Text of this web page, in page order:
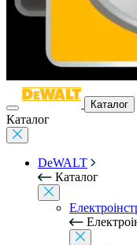
Каталог
Каталог
DeWALT
Каталог